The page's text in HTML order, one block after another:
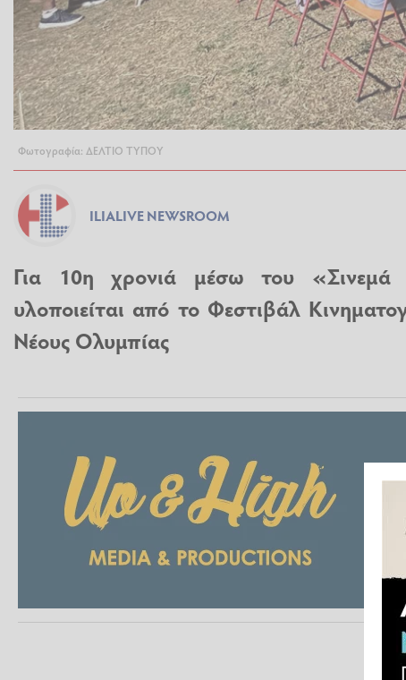
Φωτογραφία: ΔΕΛΤΙΟ ΤΥΠΟΥ
ILIALIVE NEWSROOM
Για 10η χρονιά μέσω του «Σινεμά
υλοποιείται από το Φεστιβάλ
Νέους Ολυμπίας